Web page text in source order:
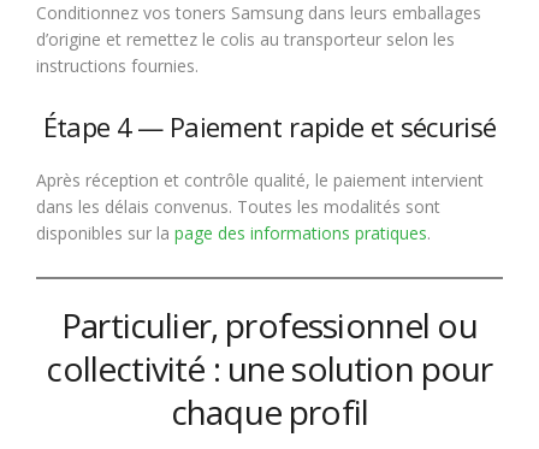
Conditionnez vos toners Samsung dans leurs emballages
d’origine et remettez le colis au transporteur selon les
instructions fournies.
Étape 4 — Paiement rapide et sécurisé
Après réception et contrôle qualité, le paiement intervient
dans les délais convenus. Toutes les modalités sont
disponibles sur la page des informations pratiques.
Particulier, professionnel ou
collectivité : une solution pour
chaque profil